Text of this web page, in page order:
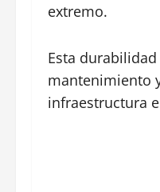
extremo.
Esta
mantenimiento
infraestructura